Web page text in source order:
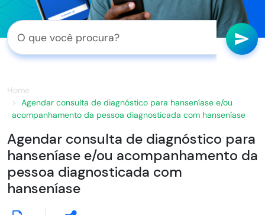
Home
Agendar consulta de diagnóstico para hanseníase e/ou
acompanhamento da pessoa diagnosticada com hanseníase
Agendar consulta de diagnóstico para
hanseníase e/ou acompanhamento da
pessoa diagnosticada com
hanseníase